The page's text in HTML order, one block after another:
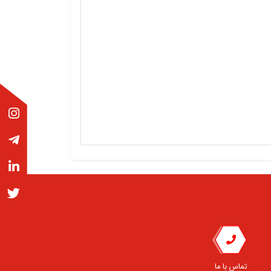
تماس با ما